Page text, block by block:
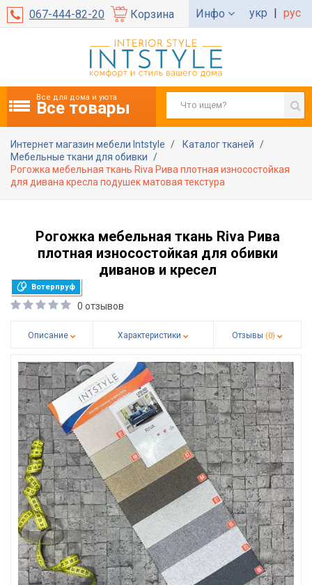
067-444-82-20 Корзина Инфо укр | рус
Все для дома и уюта
Все товары
Интернет магазин мебели Intstyle
Каталог тканей
Мебельные ткани для обивки
Рогожка мебельная ткань Riva Рива плотная износостойкая
для дивана кресла подушек матовая текстура
Рогожка мебельная ткань Riva Рива
плотная износостойкая для обивки
диванов и кресел
Вотерпруф
0 отзывов
Описание Характеристики Отзывы (0)